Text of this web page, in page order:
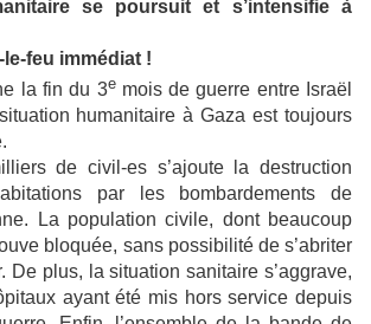
se poursuit et s’intensifie à
feu immédiat !
la fin du 3emois de guerre entre Israël
humanitaire à Gaza est toujours
de civil-es s’ajoute la destruction
par les bombardements de
La population civile, dont beaucoup
bloquée, sans possibilité de s’abriter
De plus, la situation sanitaire s’aggrave,
ayant été mis hors service depuis